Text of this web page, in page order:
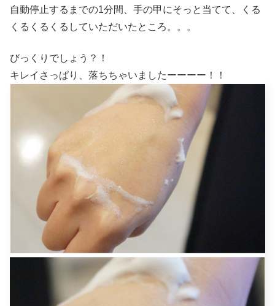
自動停止するまでの1分間、手の甲にそっと当てて、くる
くるくるくるしていただいたところ。。。
びっくりでしょう？！
キレイさっぱり、落ちちゃいましたーーーー！！